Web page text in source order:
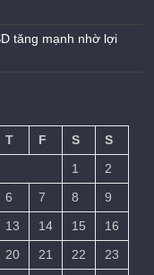
tăng mạnh nhờ lợi
T F S
S
1
2
6 7 8
9
13 14 15
16
20 21 22 23